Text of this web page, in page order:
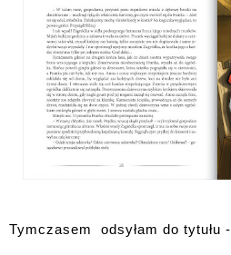
Tymczasem odsyłam do tytułu -